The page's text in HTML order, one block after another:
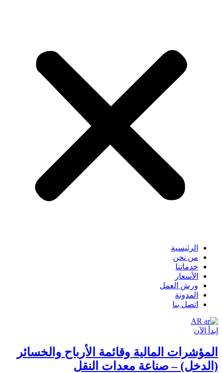
الرئيسية
من نحن
خدماتنا
الأسعار
ورش العمل
المدونة
اتصل بنا
AR
إبدأ الآن
المؤشرات المالية وقائمة الأرباح والخسائر
(الدخل) – صناعة معدات النقل